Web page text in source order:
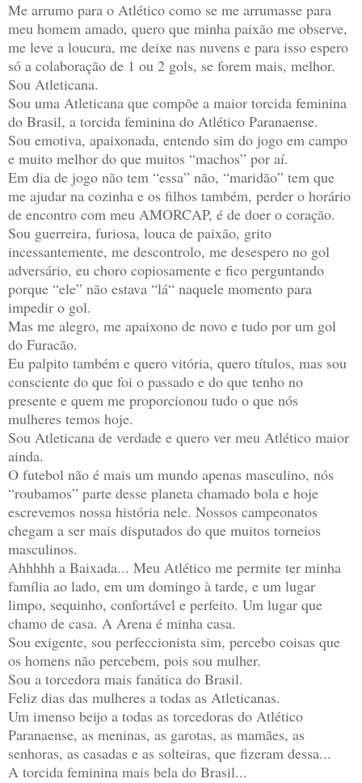
Me arrumo para o Atlético como se me arrumasse para
meu homem amado, quero que minha paixão me observe,
me leve a loucura, me deixe nas nuvens e para isso espero
só a colaboração de 1 ou 2 gols, se forem mais, melhor.
Sou Atleticana.
Sou uma Atleticana que compõe a maior torcida feminina
do Brasil, a torcida feminina do Atlético Paranaense.
Sou emotiva, apaixonada, entendo sim do jogo em campo
e muito melhor do que muitos “machos” por aí.
Em dia de jogo não tem “essa” não, “maridão” tem que
me ajudar na cozinha e os filhos também, perder o horário
de encontro com meu AMORCAP, é de doer o coração.
Sou guerreira, furiosa, louca de paixão, grito
incessantemente, me descontrolo, me desespero no gol
adversário, eu choro copiosamente e fico perguntando
porque “ele” não estava “lá“ naquele momento para
impedir o gol.
Mas me alegro, me apaixono de novo e tudo por um gol
do Furacão.
Eu palpito também e quero vitória, quero títulos, mas sou
consciente do que foi o passado e do que tenho no
presente e quem me proporcionou tudo o que nós
mulheres temos hoje.
Sou Atleticana de verdade e quero ver meu Atlético maior
ainda.
O futebol não é mais um mundo apenas masculino, nós
“roubamos” parte desse planeta chamado bola e hoje
escrevemos nossa história nele. Nossos campeonatos
chegam a ser mais disputados do que muitos torneios
masculinos.
Ahhhhh a Baixada... Meu Atlético me permite ter minha
família ao lado, em um domingo à tarde, e um lugar
limpo, sequinho, confortável e perfeito. Um lugar que
chamo de casa. A Arena é minha casa.
Sou exigente, sou perfeccionista sim, percebo coisas que
os homens não percebem, pois sou mulher.
Sou a torcedora mais fanática do Brasil.
Feliz dias das mulheres a todas as Atleticanas.
Um imenso beijo a todas as torcedoras do Atlético
Paranaense, as meninas, as garotas, as mamães, as
senhoras, as casadas e as solteiras, que fizeram dessa...
A torcida feminina mais bela do Brasil...